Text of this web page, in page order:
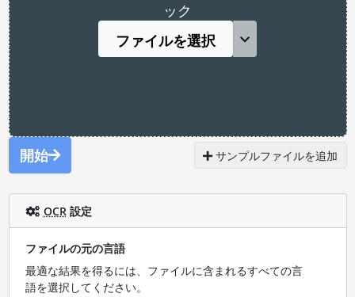
ック
ファイルを選択
開始 サンプルファイルを追加
OCR 設定
ファイルの元の言語
最適な結果を得るには、ファイルに含まれるすべての言
語を選択してください。